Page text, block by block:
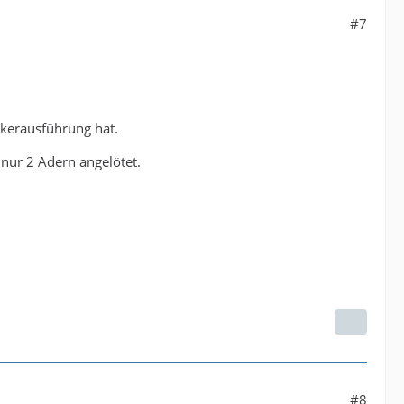
#7
hat.
2 Adern angelötet.
#8